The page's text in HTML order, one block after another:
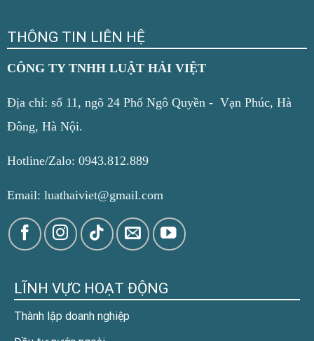
THÔNG TIN LIÊN HỆ
CÔNG TY TNHH LUẬT HẢI VIỆT
Địa chỉ: số 11, ngõ 24 Phố Ngô Quyền - Vạn Phúc, Hà
Đông, Hà Nội.
Hotline/Zalo: 0943.812.889
Email: luathaiviet@gmail.com
LĨNH VỰC HOẠT ĐỘNG
Thành lập doanh nghiệp